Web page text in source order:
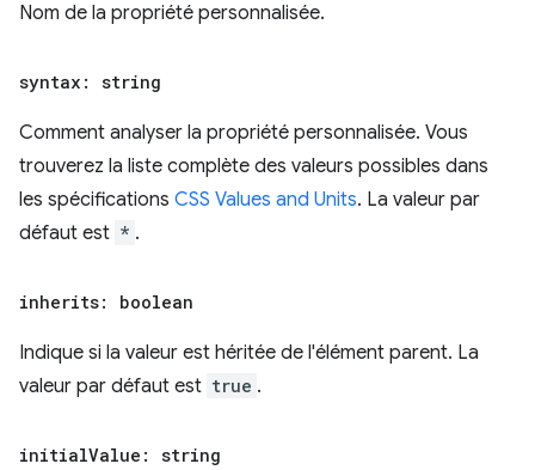
Nom de la propriété personnalisée.
syntax: string
Comment analyser la propriété personnalisée. Vous
trouverez la liste complète des valeurs possibles dans
les spécifications CSS Values and Units. La valeur par
défaut est * .
inherits: boolean
Indique si la valeur est héritée de l'élément parent. La
valeur par défaut est true .
initialValue: string